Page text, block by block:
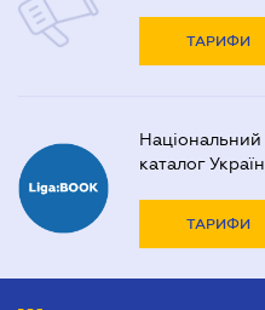
ТАРИФИ
каталог
ТАРИФИ